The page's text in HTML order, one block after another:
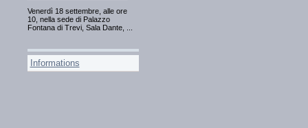
Venerdì 18 settembre, alle ore
10, nella sede di Palazzo
Fontana di Trevi, Sala Dante, ...
Informations